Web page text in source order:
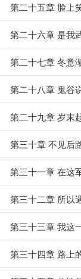
第二十五章 脸上
第二十六章 是我
第二十七章 冬意
第二十八章 鬼谷
第二十九章 岁末
第三十章 不见后
第三十一章 在这
第三十二章 所以
第三十三章 我这
第三十四章 路上